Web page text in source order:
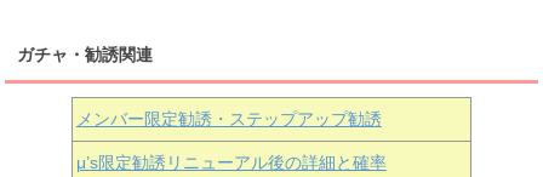
ガチャ・勧誘関連
メンバー限定勧誘・ステップアップ勧誘
μ’s限定勧誘リニューアル後の詳細と確率